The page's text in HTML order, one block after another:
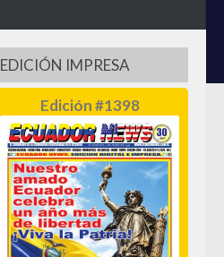
EDICIÓN IMPRESA
Edición #1398